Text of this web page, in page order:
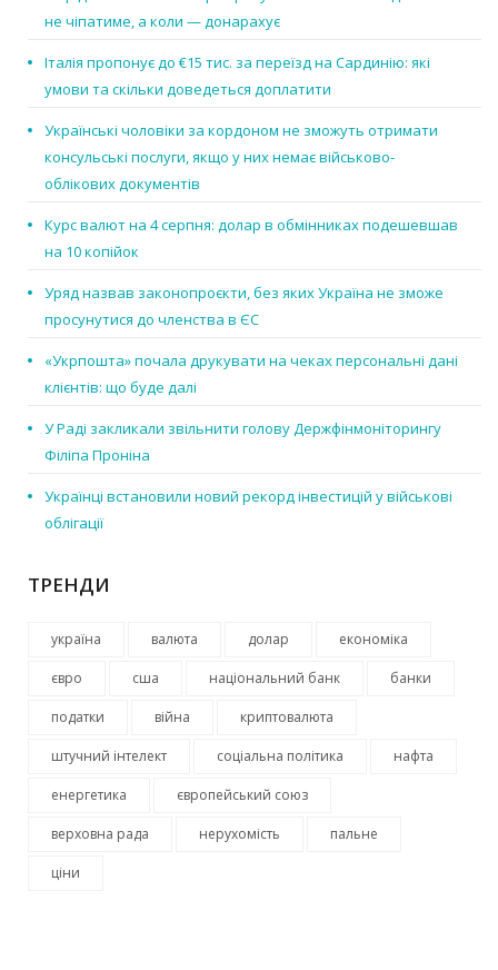
не чіпатиме, а коли — донарахує
Італія пропонує до €15 тис. за переїзд на Сардинію: які
умови та скільки доведеться доплатити
Українські чоловіки за кордоном не зможуть отримати
консульські послуги, якщо у них немає військово-
облікових документів
Курс валют на 4 серпня: долар в обмінниках подешевшав
на 10 копійок
Уряд назвав законопроєкти, без яких Україна не зможе
просунутися до членства в ЄС
«Укрпошта» почала друкувати на чеках персональні дані
клієнтів: що буде далі
У Раді закликали звільнити голову Держфінмоніторингу
Філіпа Проніна
Українці встановили новий рекорд інвестицій у військові
облігації
ТРЕНДИ
україна валюта долар економіка
євро сша національний банк банки
податки війна криптовалюта
штучний інтелект соціальна політика нафта
енергетика європейський союз
верховна рада нерухомість пальне
ціни